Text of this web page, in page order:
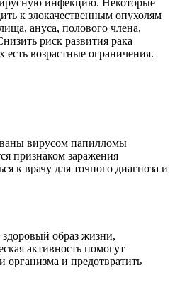
инфекцию. Некоторые
к злокачественным опухолям
ануса, полового члена,
риск развития рака
возрастные ограничения.
вирусом папилломы
признаком заражения
к врачу для точного диагноза и
образ жизни,
активность помогут
и предотвратить